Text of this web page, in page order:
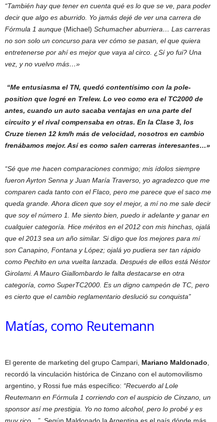
“También hay que tener en cuenta qué es lo que se ve, para poder
decir que algo es aburrido. Yo jamás dejé de ver una carrera de
Fórmula 1 aunque (Michael) Schumacher aburriera… Las carreras
no son solo un concurso para ver cómo se pasan, el que quiera
entretenerse por ahí es mejor que vaya al circo. ¿Sí yo fui? Una
vez, y no vuelvo más…»
“Me entusiasma el TN, quedó contentísimo con la pole-
position que logré en Trelew. Lo veo como era el TC2000 de
antes, cuando un auto sacaba ventajas en una parte del
circuito y el rival compensaba en otras. En la Clase 3, los
Cruze tienen 12 km/h más de velocidad, nosotros en cambio
frenábamos mejor. Así es como salen carreras interesantes…»
“Sé que me hacen comparaciones conmigo; mis ídolos siempre
fueron Ayrton Senna y Juan María Traverso, yo agradezco que me
comparen cada tanto con el Flaco, pero me parece que el saco me
queda grande. Ahora dicen que soy el mejor, a mí no me sale decir
que soy el número 1. Me siento bien, puedo ir adelante y ganar en
cualquier categoría. Hice méritos en el 2012 con mis hinchas, ojalá
que el 2013 sea un año similar. Si digo que los mejores para mí
son Canapino, Fontana y López; ojalá yo pudiera ser tan rápido
como Pechito en una vuelta lanzada. Después de ellos está Néstor
Girolami. A Mauro Giallombardo le falta destacarse en otra
categoría, como SuperTC2000. Es un digno campeón de TC, pero
es cierto que el cambio reglamentario deslució su conquista”
Matías, como Reutemann
El gerente de marketing del grupo Campari, Mariano Maldonado
recordó la vinculación histórica de Cinzano con el automovilismo
argentino, y Rossi fue más específico: “Recuerdo al Lole
Reutemann en Fórmula 1 corriendo con el auspicio de Cinzano, un
sponsor así me prestigia. Yo no tomo alcohol, pero lo probé y es